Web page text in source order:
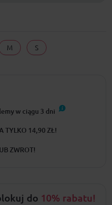
M S
w ciągu 3 dni
TYLKO 14,90 ZŁ!
ZWROT!
do 10% rabatu!